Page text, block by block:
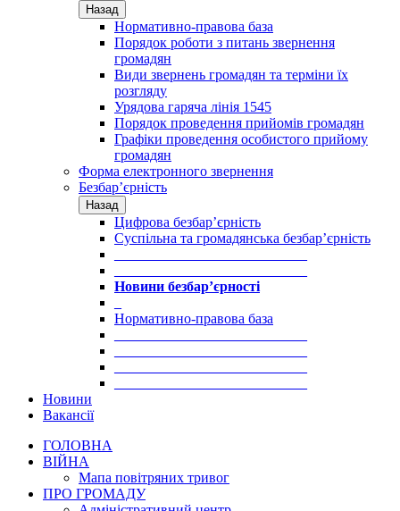
Назад
Нормативно-правова база
Порядок роботи з питань звернення
громадян
Види звернень громадян та терміни їх
розгляду
Урядова гаряча лінія 1545
Порядок проведення прийомів громадян
Графіки проведення особистого прийому
громадян
Форма електронного звернення
Безбар’єрність
Назад
Цифрова безбар’єрність
Суспільна та громадянська безбар’єрність
Новини безбар’єрності
Нормативно-правова база
Новини
Вакансії
ГОЛОВНА
ВІЙНА
Мапа повітряних тривог
ПРО ГРОМАДУ